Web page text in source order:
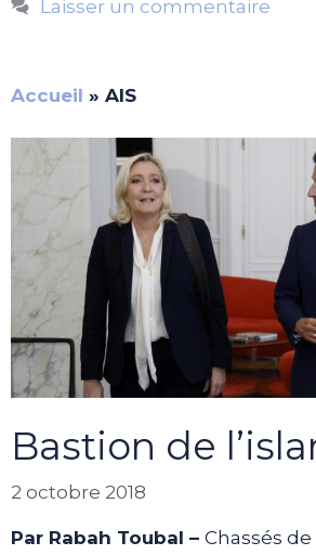
Laisser un commentaire
Accueil » AIS
Bastion de
2 octobre 2018
Par Rabah Toubal – Chassés